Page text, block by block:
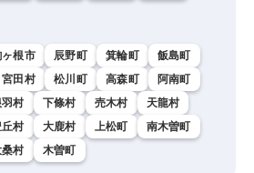
ヶ根市 辰野町 箕輪町
飯島町
宮田村 松川町 高森町
阿南町
羽村 下條村 売木村
天龍村
丘村 大鹿村 上松町
南木曽町
桑村 木曽町